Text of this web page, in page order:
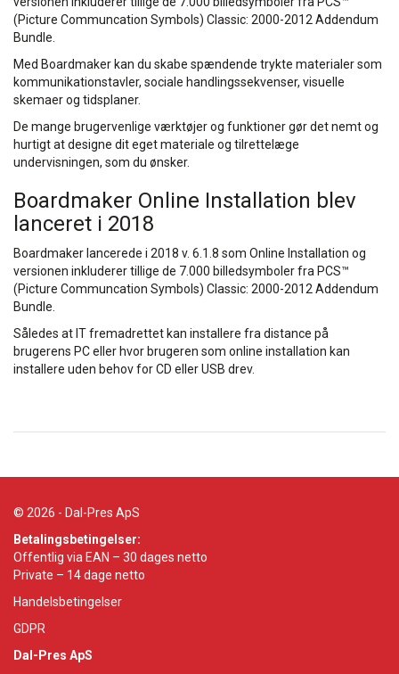
(Picture Communcation Symbols) Classic: 2000-2012 Addendum
Bundle.
Med Boardmaker kan du skabe spændende trykte materialer som
kommunikationstavler, sociale handlingssekvenser, visuelle
skemaer og tidsplaner.
De mange brugervenlige værktøjer og funktioner gør det nemt og
hurtigt at designe dit eget materiale og tilrettelæge
undervisningen, som du ønsker.
Boardmaker Online Installation blev
lanceret i 2018
Boardmaker lancerede i 2018 v. 6.1.8 som Online Installation og
versionen inkluderer tillige de 7.000 billedsymboler fra PCS™
(Picture Communcation Symbols) Classic: 2000-2012 Addendum
Bundle.
Således at IT fremadrettet kan installere fra distance på
brugerens PC eller hvor brugeren som online installation kan
installere uden behov for CD eller USB drev.
© 2026 - Dal-Pres ApS
Betalingsbetingelser:
Offentlig via EAN – 30 dages netto
Private – 14 dage netto
Handelsbetingelser
GDPR
Dal-Pres ApS